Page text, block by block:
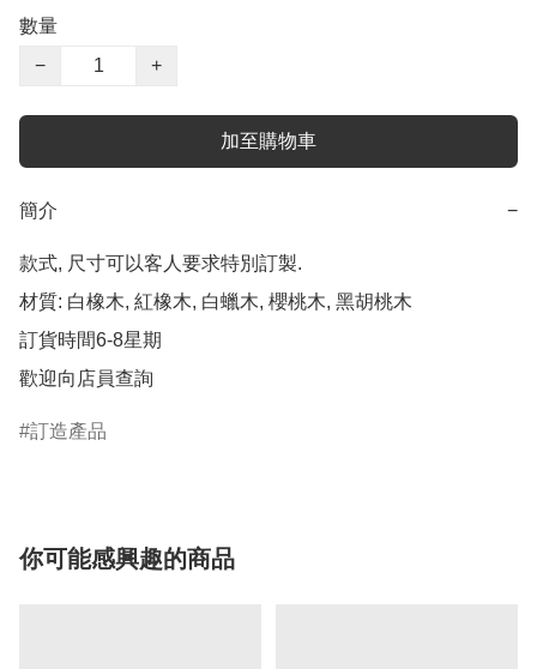
數量
−
+
加至購物車
簡介 −
款式, 尺寸可以客人要求特別訂製.
材質: 白橡木, 紅橡木, 白蠟木, 櫻桃木, 黑胡桃木
訂貨時間6-8星期
歡迎向店員查詢
訂造產品
你可能感興趣的商品